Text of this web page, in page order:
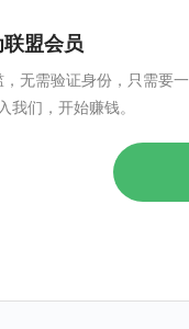
盟会员
无需验证身份，只需要一
我们，开始赚钱。